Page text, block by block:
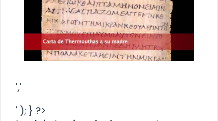
','
' ); } ?>